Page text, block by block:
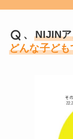
、
NIJIN
どんな子ども